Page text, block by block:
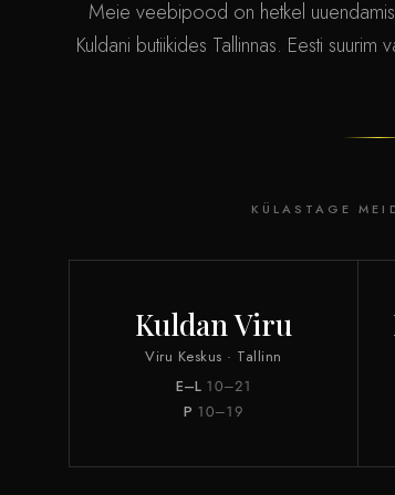
Meie veebipood on hetkel
Kuldani butiikides Tallinnas. Eesti
KÜLASTAGE
Kuldan Viru
Viru Keskus · Tallinn
E–L10–21
P 10–19